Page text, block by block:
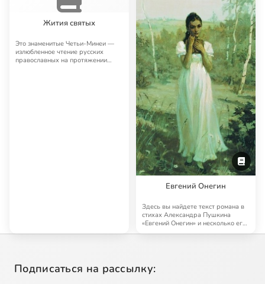
Жития святых
Это знаменитые Четьи-Минеи —
излюбленное чтение русских
православных на протяжении
Евгений Онегин
Здесь вы найдете текст романа в
стихах Александра Пушкина
«Евгений Онегин» и несколько его
Подписаться на рассылку: